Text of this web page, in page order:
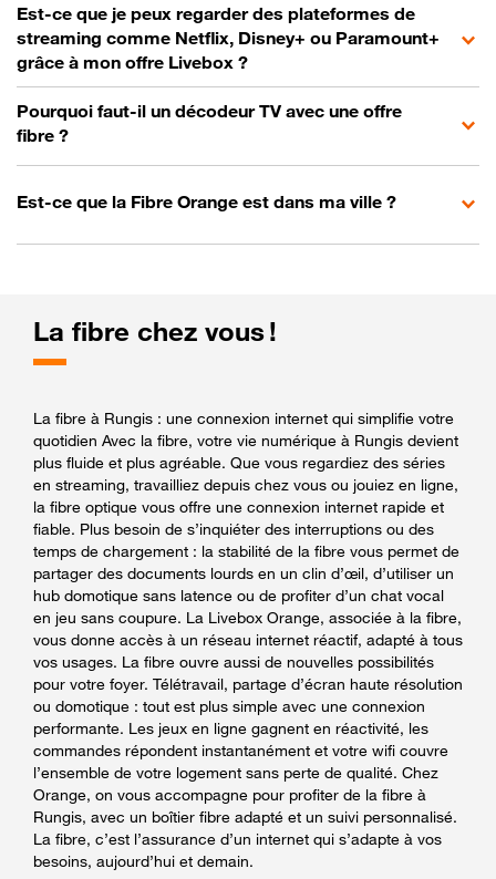
Est-ce que je peux regarder des plateformes de
streaming comme Netflix, Disney+ ou Paramount+
grâce à mon offre Livebox ?
Pourquoi faut-il un décodeur TV avec une offre
fibre ?
Est-ce que la Fibre Orange est dans ma ville ?
La fibre chez vous !
La fibre à Rungis : une connexion internet qui simplifie votre
quotidien Avec la fibre, votre vie numérique à Rungis devient
plus fluide et plus agréable. Que vous regardiez des séries
en streaming, travailliez depuis chez vous ou jouiez en ligne,
la fibre optique vous offre une connexion internet rapide et
fiable. Plus besoin de s’inquiéter des interruptions ou des
temps de chargement : la stabilité de la fibre vous permet de
partager des documents lourds en un clin d’œil, d’utiliser un
hub domotique sans latence ou de profiter d’un chat vocal
en jeu sans coupure. La Livebox Orange, associée à la fibre,
vous donne accès à un réseau internet réactif, adapté à tous
vos usages. La fibre ouvre aussi de nouvelles possibilités
pour votre foyer. Télétravail, partage d’écran haute résolution
ou domotique : tout est plus simple avec une connexion
performante. Les jeux en ligne gagnent en réactivité, les
commandes répondent instantanément et votre wifi couvre
l’ensemble de votre logement sans perte de qualité. Chez
Orange, on vous accompagne pour profiter de la fibre à
Rungis, avec un boîtier fibre adapté et un suivi personnalisé.
La fibre, c’est l’assurance d’un internet qui s’adapte à vos
besoins, aujourd’hui et demain.